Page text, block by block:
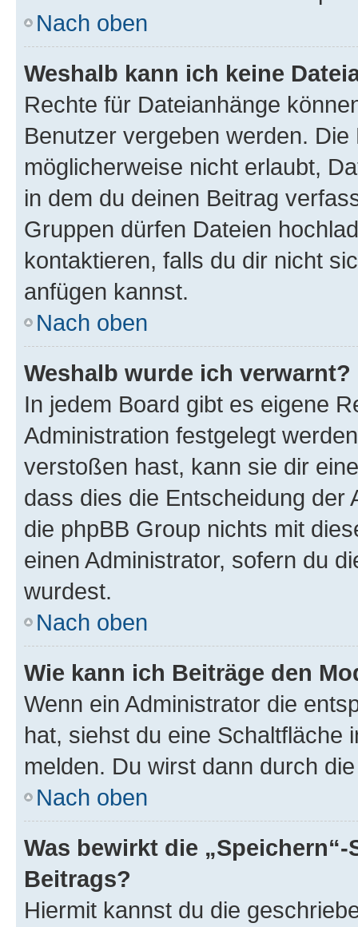
Nach oben
Weshalb kann ich keine
Rechte für Dateianhänge
Benutzer vergeben werden.
möglicherweise nicht erlaubt,
in dem du deinen Beitrag
Gruppen dürfen Dateien
kontaktieren, falls du dir nicht
anfügen kannst.
Nach oben
Weshalb wurde ich verwarnt?
In jedem Board gibt es eigene
Administration festgelegt
verstoßen hast, kann sie dir
dass dies die Entscheidung der
die phpBB Group nichts mit
einen Administrator, sofern du
wurdest.
Nach oben
Wie kann ich Beiträge den
Wenn ein Administrator die
hat, siehst du eine Schaltfläche
melden. Du wirst dann durch
Nach oben
Was bewirkt die
Beitrags?
Hiermit kannst du die